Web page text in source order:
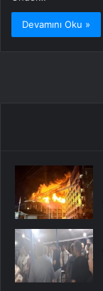
Devamını Oku »